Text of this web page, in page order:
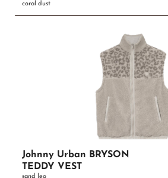
coral dust
Johnny Urban BRYSON
TEDDY VEST
sand leo